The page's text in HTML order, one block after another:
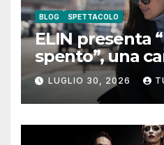
BLOG SPETTACOLO
ELIN presenta
spento”, una
coraggio di
pensieri negativi
LUGLIO 30, 2026